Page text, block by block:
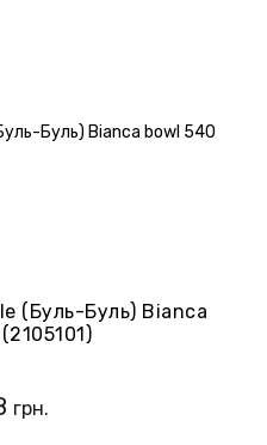
(Буль-Буль) Bianca
грн.